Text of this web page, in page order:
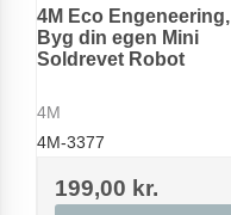
4M Eco Engeneering,
Byg din egen Mini
Soldrevet Robot
4M
4M-3377
199,00 kr.